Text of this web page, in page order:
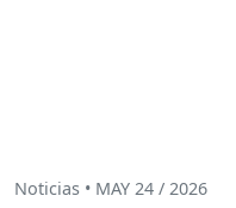
Noticias • MAY 24 / 2026